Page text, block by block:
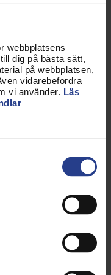
webbplatsens
dig på bästa sätt,
på webbplatsen,
vidarebefordra
vi använder. Läs
hälsa.
är sexuell och
sjuksköterskor
När
riskeras hälsan
och
inte går att
klara av både den
och här måste
att lösa bristen